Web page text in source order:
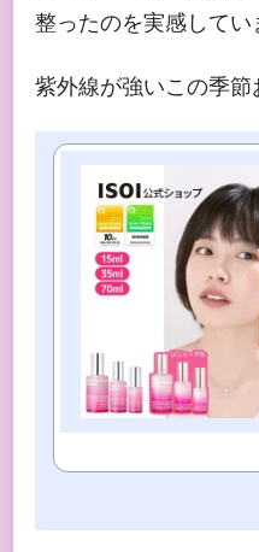
整ったのを実感してい
紫外線が強いこの季